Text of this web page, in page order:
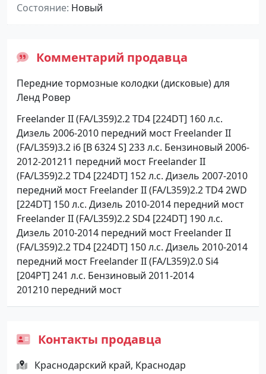
Состояние Новый
Комментарий продавца
Передние тормозные колодки (дисковые) для
Ленд Ровер
Freelander II (FA/L359)2.2 TD4 [224DT] 160 л.с.
Дизель 2006-2010 передний мост Freelander II
(FA/L359)3.2 i6 [B 6324 S] 233 л.с. Бензиновый 2006-
2012-201211 передний мост Freelander II
(FA/L359)2.2 TD4 [224DT] 152 л.с. Дизель 2007-2010
передний мост Freelander II (FA/L359)2.2 TD4 2WD
[224DT] 150 л.с. Дизель 2010-2014 передний мост
Freelander II (FA/L359)2.2 SD4 [224DT] 190 л.с.
Дизель 2010-2014 передний мост Freelander II
(FA/L359)2.2 TD4 [224DT] 150 л.с. Дизель 2010-2014
передний мост Freelander II (FA/L359)2.0 Si4
[204PT] 241 л.с. Бензиновый 2011-2014
201210 передний мост
Контакты продавца
Краснодарский край, Краснодар